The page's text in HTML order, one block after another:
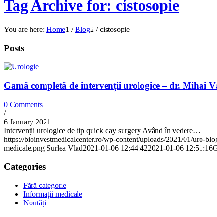
Tag Archive for: cistosopie
You are here: Home1 / Blog2 / cistosopie
Posts
Gamă completă de intervenții urologice – dr. Mihai
0 Comments
/
6 January 2021
Intervenții urologice de tip quick day surgery Având în vedere…
https://bioinvestmedicalcenter.ro/wp-content/uploads/2021/01/uro-
medicale.png Surlea Vlad2021-01-06 12:44:422021-01-06 12:51:16
Categories
Fără categorie
Informații medicale
Noutăți